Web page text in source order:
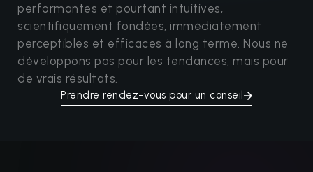
performantes et pourtant intuitives,
scientifiquement fondées, immédiatement
perceptibles et efficaces à long terme. Nous ne
développons pas pour les tendances, mais pour
de vrais résultats.
Prendre rendez-vous pour un conseil